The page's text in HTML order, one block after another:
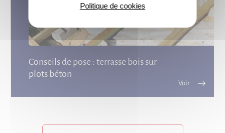
Conseils de pose : terrasse bois sur
plots béton
Politique de cookies